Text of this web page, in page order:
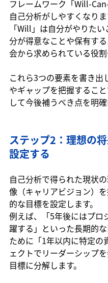
フレームワーク「Will-
自己分析がしやすくなりま
「Will」は自分がやりた
分が得意なことや保有す
会から求められている役割
これら3つの要素を書き
やギャップを把握するこ
して今後補うべき点を明確
ステップ2：理想の
設定する
自己分析で得られた現状
像（キャリアビジョン）
的な目標を設定します。
例えば、「5年後にはプロ
躍する」といった長期的
ために「1年以内に特定の
ェクトでリーダーシップ
目標に分解します。